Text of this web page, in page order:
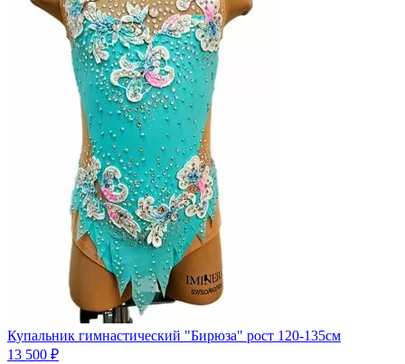
Купальник гимнастический "Бирюза" рост 120-135см
13 500 ₽